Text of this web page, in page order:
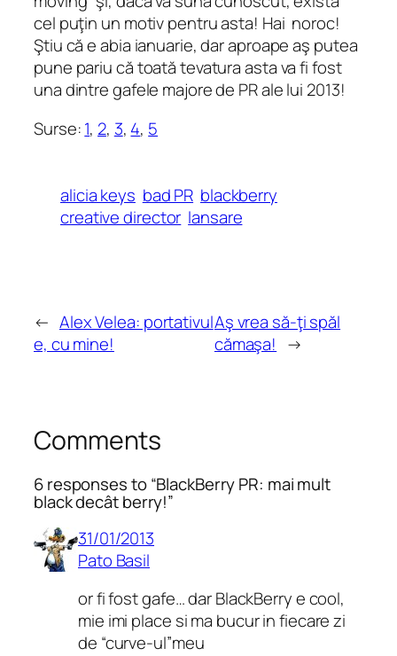
cel puţin un motiv pentru asta! Hai noroc!
Ştiu că e abia ianuarie, dar aproape aş putea
pune pariu că toată tevatura asta va fi fost
una dintre gafele majore de PR ale lui 2013!
Surse:1, 2, 3, 4, 5
alicia keys bad PR blackberry
creative director lansare
← Alex Velea: portativul
e, cu mine!
Aş vrea să-ţi spăl
cămaşa! →
Comments
6 responses to “BlackBerry PR: mai mult
black decât berry!”
31/01/2013
Pato Basil
or fi fost gafe… dar BlackBerry e cool,
mie imi place si ma bucur in fiecare zi
de “curve-ul”meu